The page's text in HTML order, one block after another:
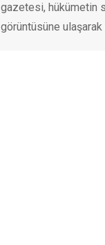
gazetesi, hükümetin
görüntüsüne ulaşarak